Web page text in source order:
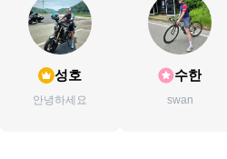
성호
안녕하세요
수한
swan